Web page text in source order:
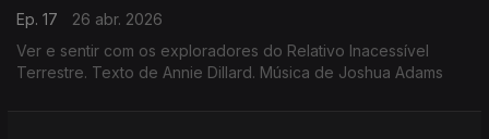
Ep. 17
26 abr. 2026
Ver e sentir com os exploradores do Relativo Inacessível
Terrestre. Texto de Annie Dillard. Música de Joshua Adams